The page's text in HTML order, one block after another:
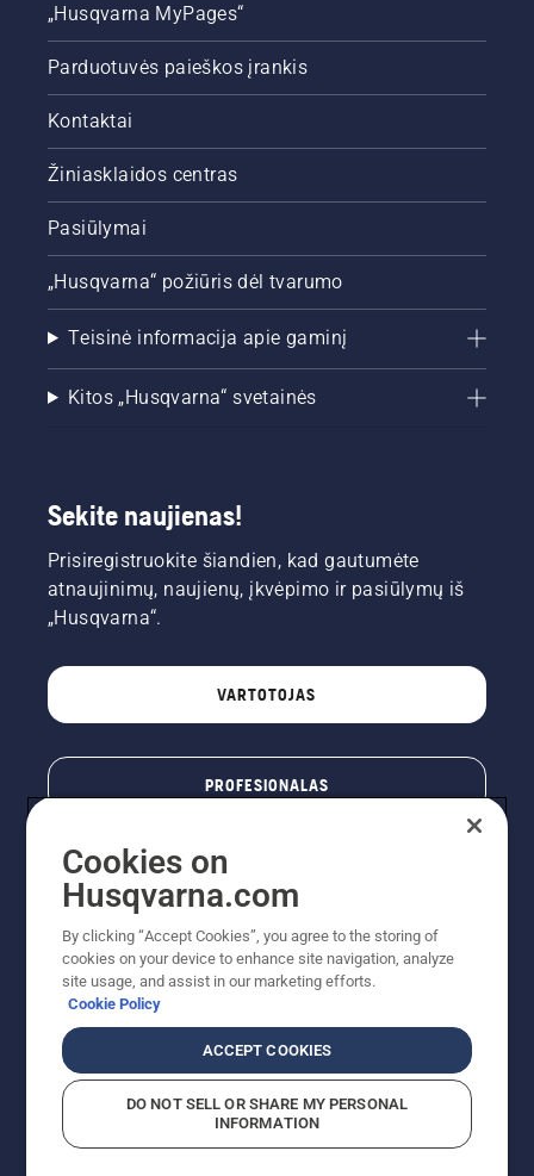
„Husqvarna MyPages“
Parduotuvės paieškos įrankis
Kontaktai
Žiniasklaidos centras
Pasiūlymai
„Husqvarna“ požiūris dėl tvarumo
Teisinė informacija apie gaminį
Kitos „Husqvarna“ svetainės
Sekite naujienas!
Prisiregistruokite šiandien, kad gautumėte
atnaujinimų, naujienų, įkvėpimo ir pasiūlymų iš
„Husqvarna“.
VARTOTOJAS
PROFESIONALAS
© „Husqvarna AB“ (leid). Visos teisės priklauso autoriui.
Nurodoma rekomenduojama mažmeninė kaina (RMK),
įskaitant PVM. RMK yra kaina, už kurią gamintojas
rekomenduoja pardavėjui parduoti prekę. UAB
"Husqvarna Lietuva" prekių vartotojams neparduoda,
Cookies on
Husqvarna.com
By clicking “Accept Cookies”, you agree to the storing of
cookies on your device to enhance site navigation, analyze
site usage, and assist in our marketing efforts.
Cookie Policy
ACCEPT COOKIES
DO NOT SELL OR SHARE MY PERSONAL
INFORMATION